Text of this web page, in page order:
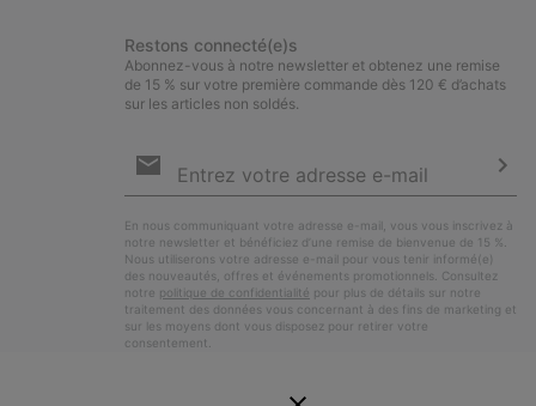
Restons connecté(e)s
Abonnez-vous à notre newsletter et obtenez une remise
de 15 % sur votre première commande dès 120 € d’achats
sur les articles non soldés.
par
En nous communiquant votre adresse e-mail, vous vous inscrivez à
notre newsletter et bénéficiez d’une remise de bienvenue de 15 %.
Nous utiliserons votre adresse e-mail pour vous tenir informé(e)
des nouveautés, offres et événements promotionnels. Consultez
notre politique de confidentialité pour plus de détails sur notre
traitement des données vous concernant à des fins de marketing et
sur les moyens dont vous disposez pour retirer votre
consentement.